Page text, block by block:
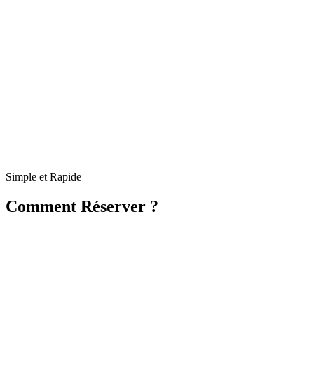
Simple et Rapide
Comment Réserver ?